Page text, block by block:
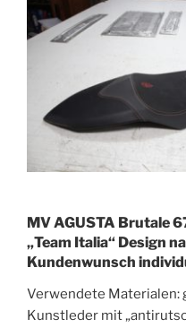
MV AGUSTA Brutale
„Team Italia“ Design
Kundenwunsch
Verwendete Materialen:
Kunstleder mit